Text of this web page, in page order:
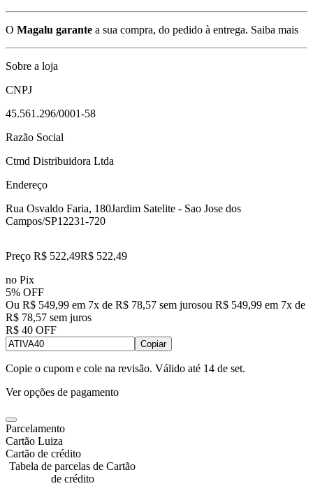
O Magalu garante a sua compra, do pedido à entrega. Saiba mais
Sobre a loja
CNPJ
45.561.296/0001-58
Razão Social
Ctmd Distribuidora Ltda
Endereço
Rua Osvaldo Faria, 180Jardim Satelite - Sao Jose dos
Campos/SP12231-720
Preço R$ 522,49R$ 522,49
no Pix
5% OFF
Ou R$ 549,99 em 7x de R$ 78,57 sem jurosou R$ 549,99 em 7x de
R$ 78,57 sem juros
R$ 40 OFF
Copiar
Copie o cupom e cole na revisão. Válido até 14 de set.
Ver opções de pagamento
Parcelamento
Cartão Luiza
Cartão de crédito
Tabela de parcelas de Cartão
de crédito